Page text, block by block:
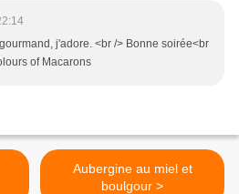
j'adore. <br /> Bonne soirée<br
of Macarons
Aubergine au miel et
boulgour >